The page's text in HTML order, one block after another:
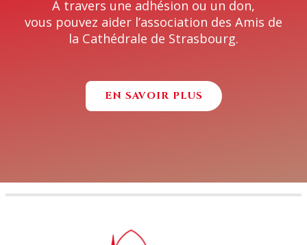
À travers une adhésion ou un don,
vous pouvez aider l’association des Amis de
la Cathédrale de Strasbourg.
EN SAVOIR PLUS